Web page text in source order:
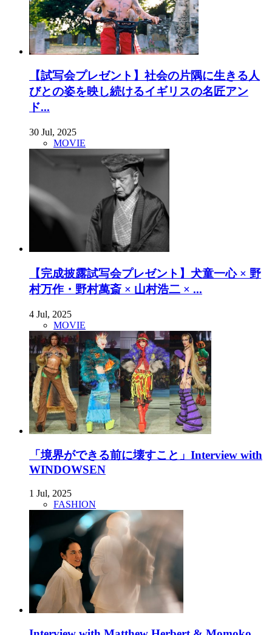
【試写会プレゼント】社会の片隅に生きる人
びとの姿を映し続けるイギリスの名匠アン
ド...
30 Jul, 2025
MOVIE
【完成披露試写会プレゼント】犬童一心 × 野
村万作・野村萬斎 × 山村浩二 × ...
4 Jul, 2025
MOVIE
「境界ができる前に壊すこと」Interview with
WINDOWSEN
1 Jul, 2025
FASHION